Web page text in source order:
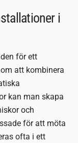
i
för ett
att kombinera
kan man skapa
och
för att möta
ofta i ett